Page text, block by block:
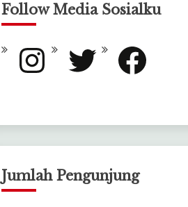
Follow Media Sosialku
Instagram Twitter Facebook
Jumlah Pengunjung